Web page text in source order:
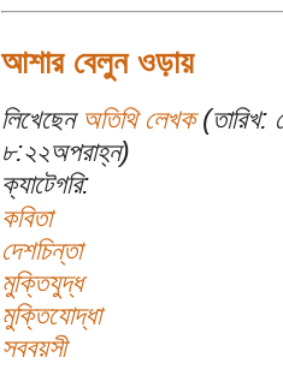
আশার বেলুন ওড়ায়
লিখেছেন অতিথি লেখক(তারিখ:
৮:২২অপরাহ্ন)
ক্যাটেগরি:
কবিতা
দেশচিন্তা
মুক্তিযুদ্ধ
মুক্তিযোদ্ধা
সববয়সী